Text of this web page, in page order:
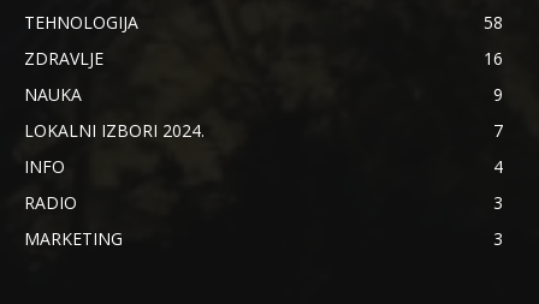
TEHNOLOGIJA
58
ZDRAVLJE
16
NAUKA
9
LOKALNI IZBORI 2024.
7
INFO
4
RADIO
3
MARKETING
3